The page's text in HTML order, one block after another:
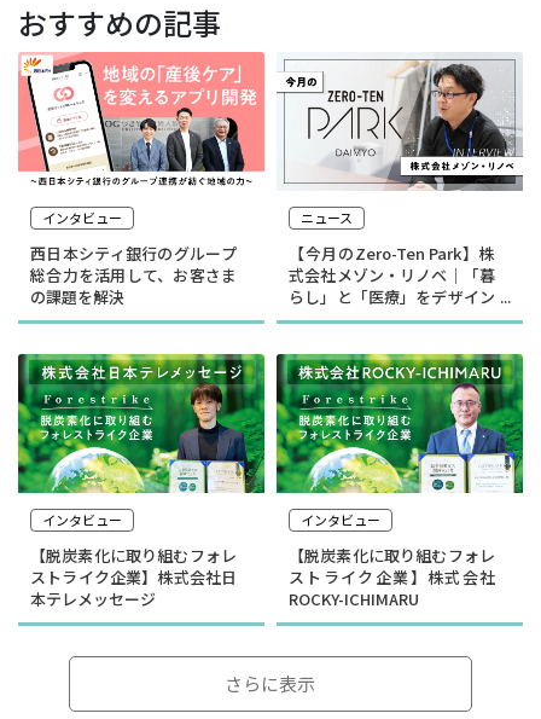
おすすめの記事
インタビュー
西日本シティ銀行のグループ
総合力を活用して、お客さま
の課題を解決
ニュース
【今月のZero-Ten Park】株
式会社メゾン・リノベ｜「暮
らし」と「医療」をデザイン
する
インタビュー
【脱炭素化に取り組むフォレ
ストライク企業】株式会社日
本テレメッセージ
インタビュー
【脱炭素化に取り組むフォレ
ストライク企業】株式会社
ROCKY-ICHIMARU
さらに表示